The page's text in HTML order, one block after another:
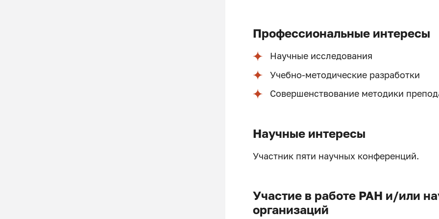
Профессиональные интересы
Научные исследования
Учебно-методические разработки
Совершенствование методики
Научные интересы
Участник пяти научных конференций.
Участие в работе РАН и/или
организаций